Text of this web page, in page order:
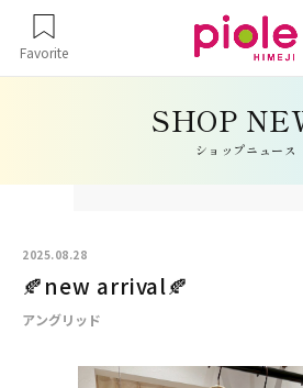
Favorite
ショップニュース
2025.08.28
🍂new arrival🍂
アングリッド